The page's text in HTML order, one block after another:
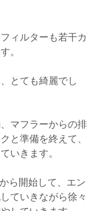
ィルターも若干カ
。
とても綺麗でし
マフラーからの排
と準備を終えて、
いきます。
ら開始して、エン
ていきながら徐々